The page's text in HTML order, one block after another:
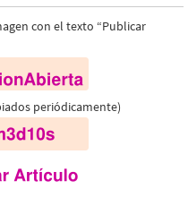
con el texto “Publicar
periódicamente)